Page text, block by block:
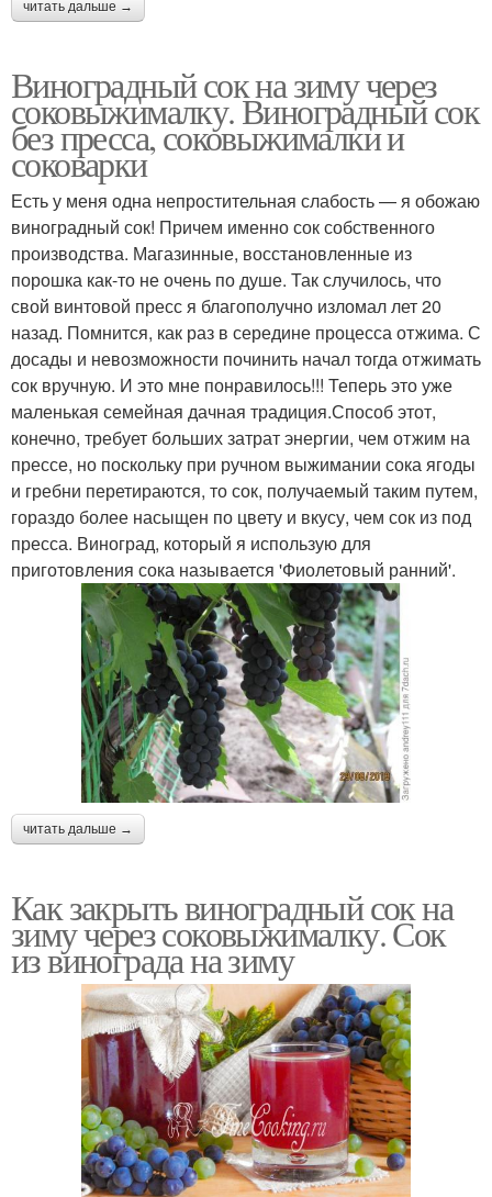
читать дальше →
Виноградный сок на зиму через
соковыжималку. Виноградный сок
без пресса, соковыжималки и
соковарки
Есть у меня одна непростительная слабость — я обожаю
виноградный сок! Причем именно сок собственного
производства. Магазинные, восстановленные из
порошка как-то не очень по душе. Так случилось, что
свой винтовой пресс я благополучно изломал лет 20
назад. Помнится, как раз в середине процесса отжима. С
досады и невозможности починить начал тогда отжимать
сок вручную. И это мне понравилось!!! Теперь это уже
маленькая семейная дачная традиция.Способ этот,
конечно, требует больших затрат энергии, чем отжим на
прессе, но поскольку при ручном выжимании сока ягоды
и гребни перетираются, то сок, получаемый таким путем,
гораздо более насыщен по цвету и вкусу, чем сок из под
пресса. Виноград, который я использую для
приготовления сока называется 'Фиолетовый ранний'.
читать дальше →
Как закрыть виноградный сок на
зиму через соковыжималку. Сок
из винограда на зиму